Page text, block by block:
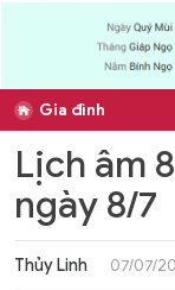
Gia đình
Lịch âm
ngày 8/7
Thủy Linh 07/07/